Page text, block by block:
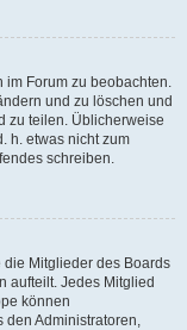
im Forum zu beobachten.
und zu löschen und
zu teilen. Üblicherweise
h. etwas nicht zum
schreiben.
Mitglieder des Boards
aufteilt. Jedes Mitglied
können
den Administratoren,